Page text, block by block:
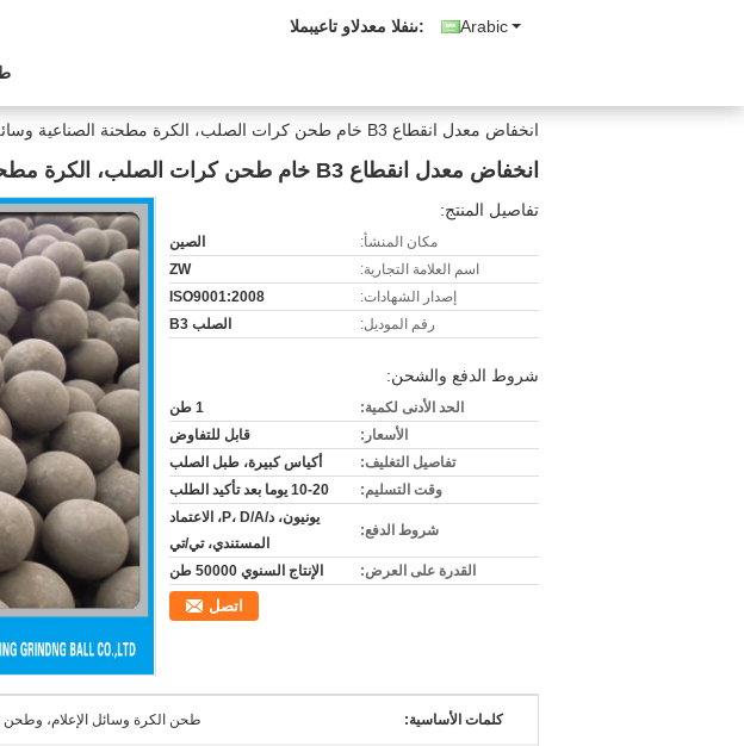
Arabic المبيعات والدعم الفنى:
انخفاض معدل انقطاع B3 خام طحن كرات الصلب، الكرة مطحنة الصناعية وسائل الاعلام طحن
انخفاض معدل انقطاع B3 خام طحن كرات الصلب، الكرة مطحنة الصناعية وسائل الاعلام طحن
تفاصيل المنتج:
مكان المنشأ:
الصين
اسم العلامة التجارية:
ZW
إصدار الشهادات:
ISO9001:2008
رقم الموديل:
الصلب B3
شروط الدفع والشحن:
الحد الأدنى لكمية:
1 طن
الأسعار:
قابل للتفاوض
تفاصيل التغليف:
أكياس كبيرة، طبل الصلب
وقت التسليم:
10-20 يوما بعد تأكيد الطلب
شروط الدفع:
يونيون، د/P، D/A، الاعتماد
المستندي، تي/تي
القدرة على العرض:
الإنتاج السنوي 50000 طن
اتصل
كلمات الأساسية: طحن الكرة وسائل الإعلام،